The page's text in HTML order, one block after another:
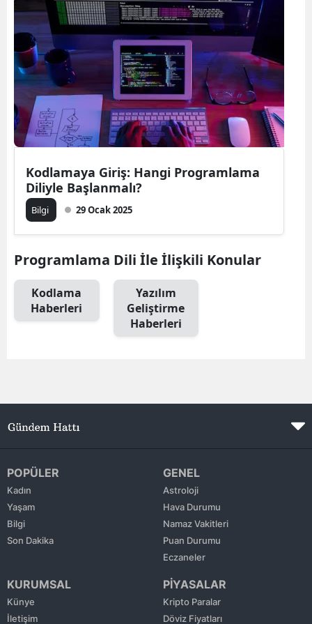
Bilecik
Bitlis
Bolu
Burdur
Gaziantep
Gümüşhane
Hakkari
Hatay
Isparta
Kodlamaya Giriş: Hangi Programlama
Diliyle Başlanmalı?
Bilgi 29 Ocak 2025
Programlama Dili İle İlişkili Konular
Kodlama
Haberleri
Yazılım
Geliştirme
Haberleri
POPÜLER
Kadın
Yaşam
Bilgi
Son Dakika
GENEL
Astroloji
Hava Durumu
Namaz Vakitleri
Puan Durumu
Eczaneler
KURUMSAL
Künye
İletişim
PİYASALAR
Kripto Paralar
Döviz Fiyatları